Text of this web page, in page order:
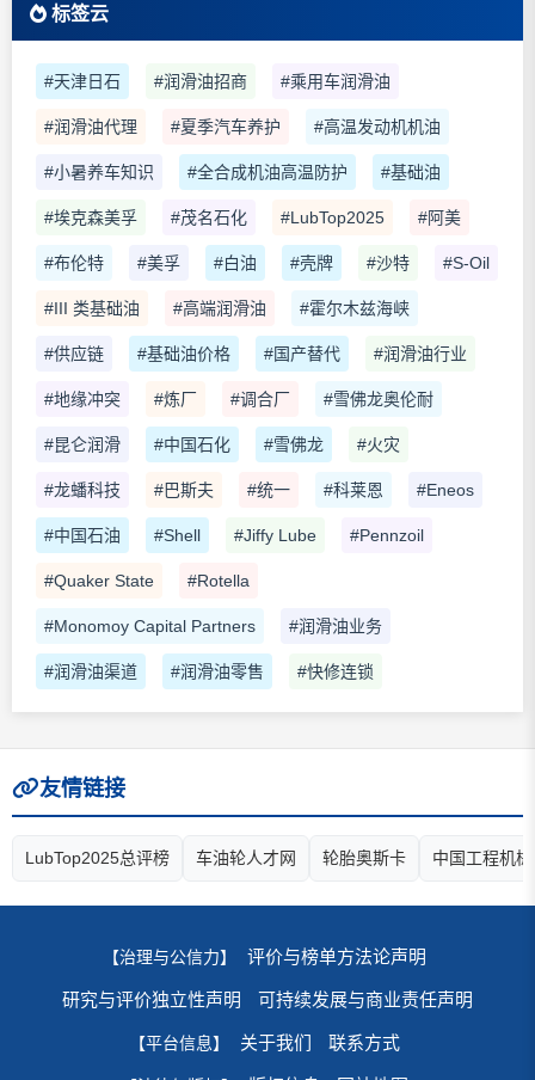
标签云
#天津日石 #润滑油招商 #乘用车润滑油
#润滑油代理 #夏季汽车养护 #高温发动机机油
#小暑养车知识 #全合成机油高温防护 #基础油
#埃克森美孚 #茂名石化 #LubTop2025 #阿美
#布伦特 #美孚 #白油 #壳牌 #沙特 #S-Oil
#III 类基础油 #高端润滑油 #霍尔木兹海峡
#供应链 #基础油价格 #国产替代 #润滑油行业
#地缘冲突 #炼厂 #调合厂 #雪佛龙奥伦耐
#昆仑润滑 #中国石化 #雪佛龙 #火灾
#龙蟠科技 #巴斯夫 #统一 #科莱恩 #Eneos
#中国石油 #Shell #Jiffy Lube #Pennzoil
#Quaker State #Rotella
#Monomoy Capital Partners #润滑油业务
#润滑油渠道 #润滑油零售 #快修连锁
友情链接
LubTop2025总评榜 车油轮人才网 轮胎奥斯卡 中国工程机
【治理与公信力】 评价与榜单方法论声明
研究与评价独立性声明 可持续发展与商业责任声明
【平台信息】 关于我们 联系方式